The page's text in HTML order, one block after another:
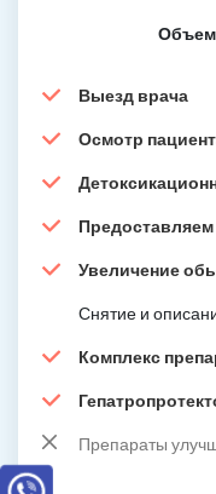
Объем
Выезд врача
Осмотр
Предоставляем
Увеличение
Снятие и
Комплекс
Препараты